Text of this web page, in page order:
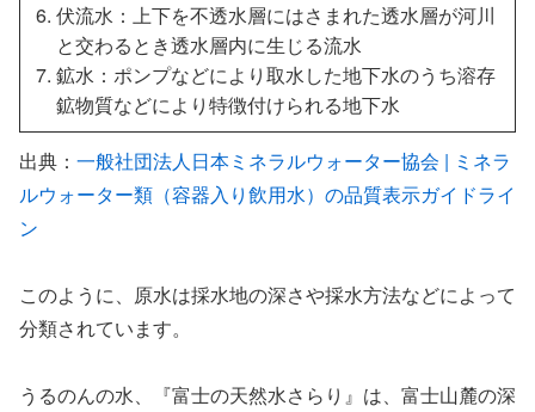
伏流水：上下を不透水層にはさまれた透水層が河川
と交わるとき透水層内に生じる流水
鉱水：ポンプなどにより取水した地下水のうち溶存
鉱物質などにより特徴付けられる地下水
出典： 一般社団法人日本ミネラルウォーター協会 | ミネラ
ルウォーター類（容器入り飲用水）の品質表示ガイドライ
ン
このように、原水は採水地の深さや採水方法などによって
分類されています。
うるのんの水、『富士の天然水さらり』は、富士山麓の深